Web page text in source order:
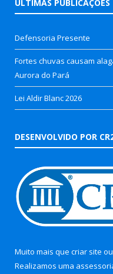
ÚLTIMAS PUBLICAÇÕES
Defensoria Presente
Fortes chuvas causam
Aurora do Pará
Lei Aldir Blanc 2026
DESENVOLVIDO POR
Muito mais que criar site ou
Realizamos uma